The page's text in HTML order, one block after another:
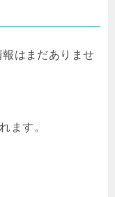
はまだありませ
ます。